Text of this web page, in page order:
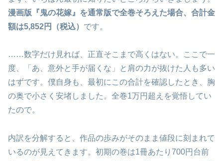
漫画版『鬼の花嫁』を通常版で全巻そろえた場合、合計金
額は5,852円（税込） です。
……数字だけ見れば、正直そこまで高くはない。ここで一
度、「あ、意外と手が届くな」と肩の力が抜けた人も多い
はずです。僕自身も、最初にこの合計を確認したとき、胸
の奥で小さく安堵しました。全巻1万円超えを覚悟してい
たので。
内訳を分解すると、作品の歩みがそのまま値段に刻まれて
いるのが見えてきます。初期の巻は1冊あたり700円台前